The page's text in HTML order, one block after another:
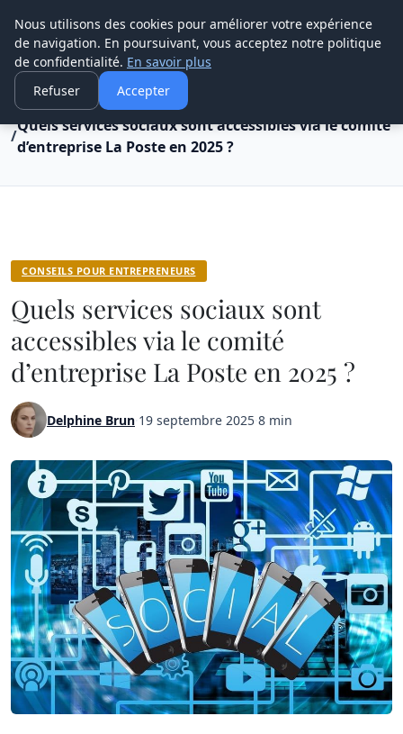
Henry Panky
Accueil
Conseils pour entrepreneurs
Quels services sociaux sont accessibles via le comité
d’entreprise La Poste en 2025 ?
CONSEILS POUR ENTREPRENEURS
Quels services sociaux sont
accessibles via le comité
d’entreprise La Poste en 2025 ?
Delphine Brun 19 septembre 2025 8 min
Nous utilisons des cookies pour améliorer votre expérience
de navigation. En poursuivant, vous acceptez notre politique
de confidentialité. En savoir plus
Refuser
Accepter